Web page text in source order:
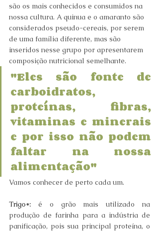
são os mais conhecidos e consumidos na
nossa cultura. A quinua e o amaranto são
considerados pseudo-cereais, por serem
de uma família diferente, mas são
inseridos nesse grupo por apresentarem
composição nutricional semelhante.
"Eles são fonte de
carboidratos,
proteínas, fibras,
vitaminas e minerais
e por isso não podem
faltar na nossa
alimentação"
Vamos conhecer de perto cada um.
Trigo*: é o grão mais utilizado na
produção de farinha para a indústria de
panificação, pois sua principal proteína, o